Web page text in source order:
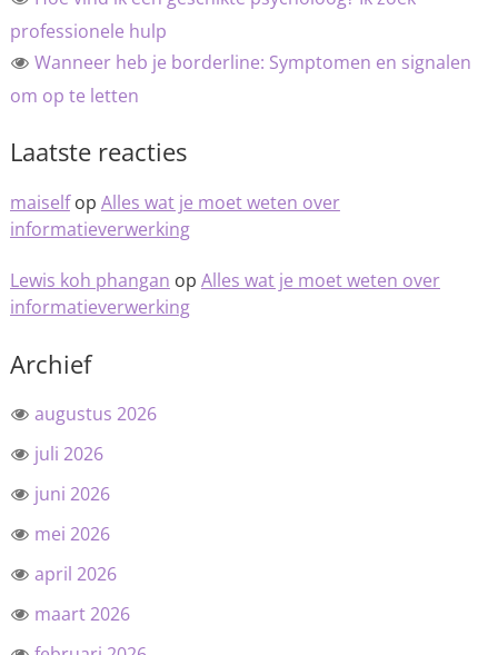
professionele hulp
Wanneer heb je borderline: Symptomen en signalen
om op te letten
Laatste reacties
maiselfop Alles wat je moet weten over
informatieverwerking
Lewis koh phangan op Alles wat je moet weten over
informatieverwerking
Archief
augustus 2026
juli 2026
juni 2026
mei 2026
april 2026
maart 2026